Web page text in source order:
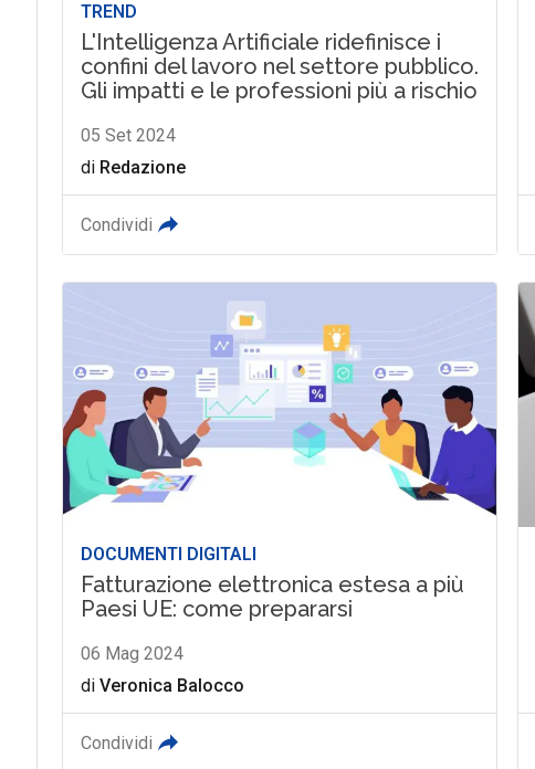
TREND
L'Intelligenza Artificiale ridefinisce i
confini del lavoro nel settore pubblico.
Gli impatti e le professioni più a rischio
05 Set 2024
di Redazione
Condividi
DOCUMENTI DIGITALI
Fatturazione elettronica estesa a più
Paesi UE: come prepararsi
06 Mag 2024
di Veronica Balocco
Condividi